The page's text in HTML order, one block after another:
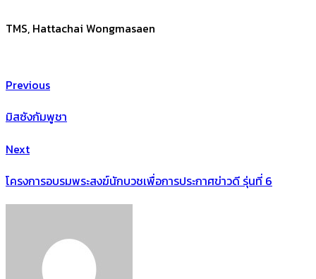
TMS, Hattachai Wongmasaen
Previous
มิสซังกัมพูชา
Next
โครงการอบรมพระสงฆ์นักบวชเพื่อการประกาศข่าวดี รุ่นที่ 6